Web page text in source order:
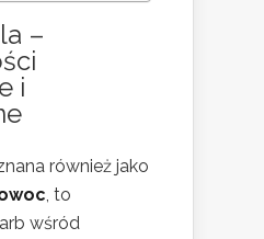
–
i
znana również jako
, to
wśród